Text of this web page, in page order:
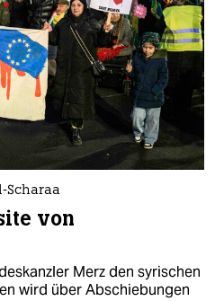
Scharaa
von
Merz den syrischen
wird über Abschiebungen